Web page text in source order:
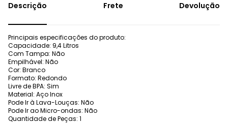
Frete Devolução
Principais especificações do produto:
Capacidade: 9,4 Litros
Com Tampa: Não
Empilhável: Não
Cor: Branco
Formato: Redondo
Livre de BPA: Sim
Material: Aço Inox
Pode Ir à Lava-Louças: Não
Pode Ir ao Micro-ondas: Não
Quantidade de Peças: 1